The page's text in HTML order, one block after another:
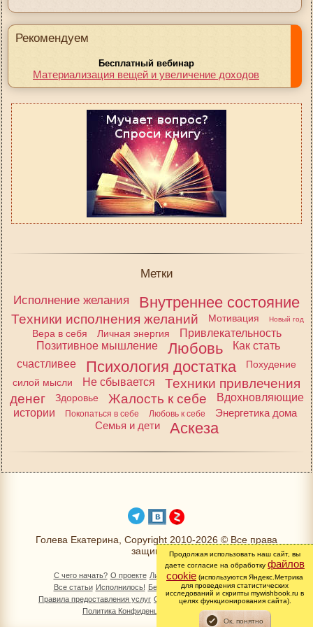
Рекомендуем
Бесплатный вебинар
Материализация вещей и увеличение доходов
Метки
Исполнение желания
Внутреннее состояние
Техники исполнения желаний Мотивация Новый год
Вера в себя Личная энергия
Привлекательность
Позитивное мышление
Любовь
Как стать
счастливее
Психология достатка
Похудение
силой мысли
Не сбывается
Техники привлечения
денег
Здоровье Жалость к себе
Вдохновляющие
истории
Покопаться в себе Любовь к себе
Энергетика дома
Семья и дети
Аскеза
Голева Екатерина, Copyright 2010-2026 © Все права
защищены
С чего начать? О проекте Личный раздел Книга Желаний
Все статьи Исполнилось! Бесплатно! Изменимся вместе
Правила предоставления услуг Обработка персональных данных
Политика Конфиденциальности
Контакты
Продолжая использовать наш сайт, вы
даете согласие на обработку файлов
cookie (используются Яндекс.Метрика
для проведения статистических
исследований и скрипты mywishbook.ru в
целях функционирования сайта).